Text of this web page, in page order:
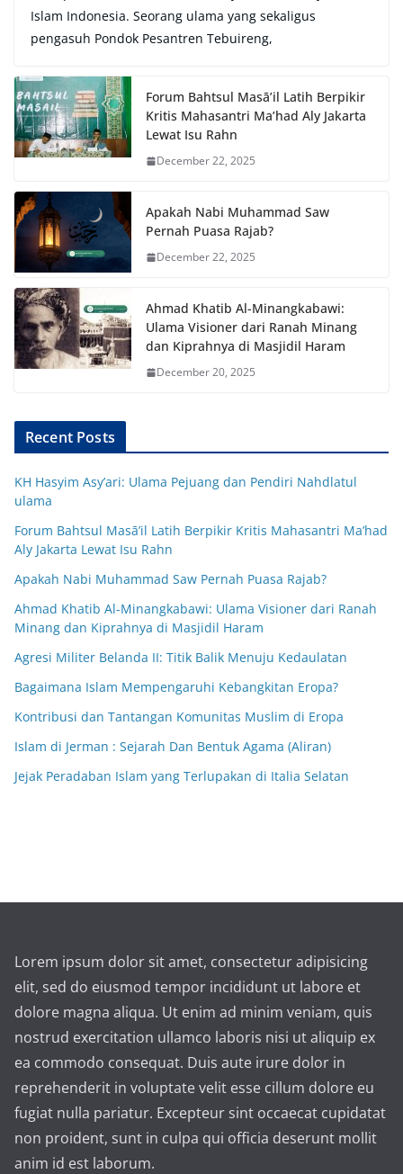
Islam Indonesia. Seorang ulama yang sekaligus
pengasuh Pondok Pesantren Tebuireng,
Forum Bahtsul Masā’il Latih Berpikir
Kritis Mahasantri Ma’had Aly Jakarta
Lewat Isu Rahn
December 22, 2025
Apakah Nabi Muhammad Saw
Pernah Puasa Rajab?
December 22, 2025
Ahmad Khatib Al-Minangkabawi:
Ulama Visioner dari Ranah Minang
dan Kiprahnya di Masjidil Haram
December 20, 2025
Recent Posts
KH Hasyim Asy’ari: Ulama Pejuang dan Pendiri Nahdlatul
ulama
Forum Bahtsul Masā’il Latih Berpikir Kritis Mahasantri Ma’had
Aly Jakarta Lewat Isu Rahn
Apakah Nabi Muhammad Saw Pernah Puasa Rajab?
Ahmad Khatib Al-Minangkabawi: Ulama Visioner dari Ranah
Minang dan Kiprahnya di Masjidil Haram
Agresi Militer Belanda II: Titik Balik Menuju Kedaulatan
Bagaimana Islam Mempengaruhi Kebangkitan Eropa?
Kontribusi dan Tantangan Komunitas Muslim di Eropa
Islam di Jerman : Sejarah Dan Bentuk Agama (Aliran)
Jejak Peradaban Islam yang Terlupakan di Italia Selatan
Lorem ipsum dolor sit amet, consectetur adipisicing
elit, sed do eiusmod tempor incididunt ut labore et
dolore magna aliqua. Ut enim ad minim veniam, quis
nostrud exercitation ullamco laboris nisi ut aliquip ex
ea commodo consequat. Duis aute irure dolor in
reprehenderit in voluptate velit esse cillum dolore eu
fugiat nulla pariatur. Excepteur sint occaecat cupidatat
non proident, sunt in culpa qui officia deserunt mollit
anim id est laborum.